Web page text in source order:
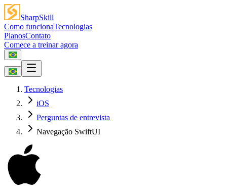
SharpSkill
Como funcionaTecnologias
PlanosContato
Comece a treinar agora
Tecnologias
iOS
Perguntas de entrevista
Navegação SwiftUI